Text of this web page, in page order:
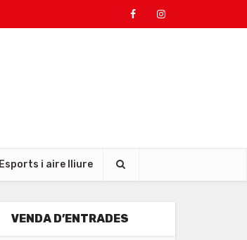
Esports i aire lliure
VENDA D’ENTRADES